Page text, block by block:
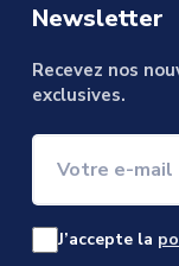
Newsletter
Recevez nos
exclusives.
J’accepte la